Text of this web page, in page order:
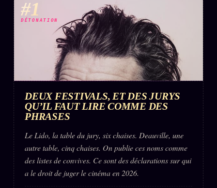
ÉQUIPE + AUTEURS
À propos
Founders
Auteurs
Personas
Who is who
Qui baise qui
Signatures
#1
DÉTONATION
DEUX FESTIVALS, ET DES JURYS
QU’IL FAUT LIRE COMME DES
PHRASES
Le Lido, la table du jury, six chaises. Deauville, une
autre table, cinq chaises. On publie ces noms comme
des listes de convives. Ce sont des déclarations sur qui
a le droit de juger le cinéma en 2026.